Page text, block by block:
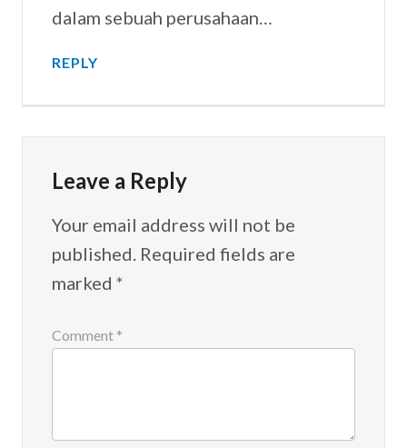
dalam sebuah perusahaan…
REPLY
Leave a Reply
Your email address will not be
published. Required fields are
marked *
Comment *